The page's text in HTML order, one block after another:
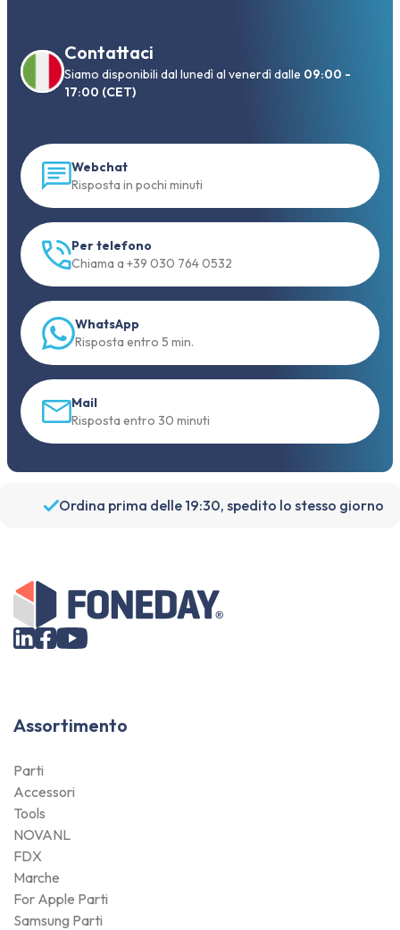
Contattaci
Siamo disponibili dal lunedì al venerdì dalle 09:00 -
17:00 (CET)
Webchat
Risposta in pochi minuti
Per telefono
Chiama a +39 030 764 0532
WhatsApp
Risposta entro 5 min.
Mail
Risposta entro 30 minuti
Ordina prima delle 19:30, spedito lo stesso giorno
Assortimento
Parti
Accessori
Tools
NOVANL
FDX
Marche
For Apple Parti
Samsung Parti